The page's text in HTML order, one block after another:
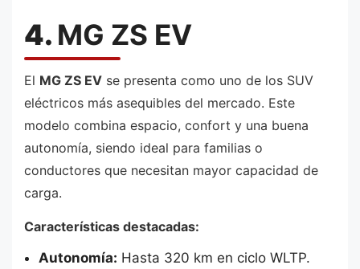
4. MG ZS EV
El MG ZS EV se presenta como uno de los SUV
eléctricos más asequibles del mercado. Este
modelo combina espacio, confort y una buena
autonomía, siendo ideal para familias o
conductores que necesitan mayor capacidad de
carga.
Características destacadas:
Autonomía: Hasta 320 km en ciclo WLTP.